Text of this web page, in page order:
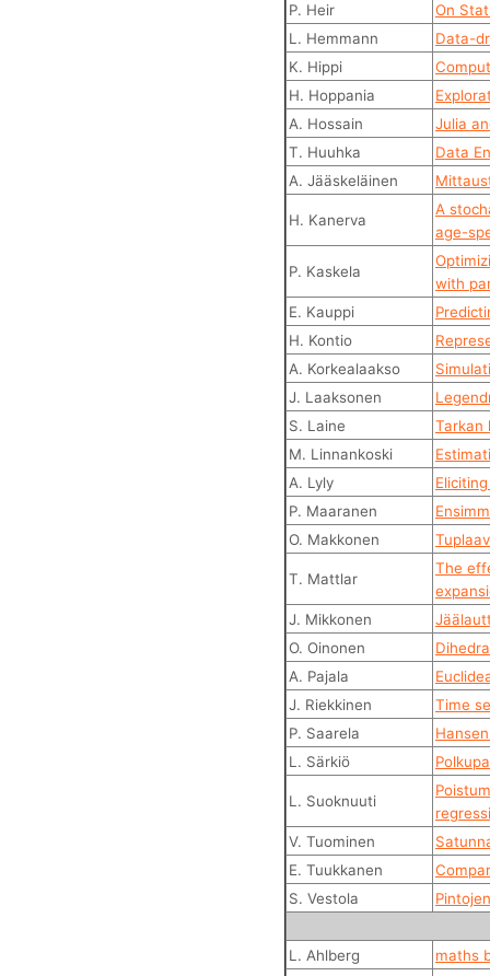
P. Heir
On
L. Hemmann
Data-
K. Hippi
H. Hoppania
A. Hossain
Julia
T. Huuhka
Data
A. Jääskeläinen
H. Kanerva
A
age-
P. Kaskela
with
E. Kauppi
H. Kontio
A. Korkealaakso
J. Laaksonen
S. Laine
Tarkan
M. Linnankoski
A. Lyly
P. Maaranen
O. Makkonen
T. Mattlar
The
J. Mikkonen
O. Oinonen
A. Pajala
J. Riekkinen
Time
P. Saarela
L. Särkiö
L. Suoknuuti
V. Tuominen
E. Tuukkanen
S. Vestola
L. Ahlberg
maths